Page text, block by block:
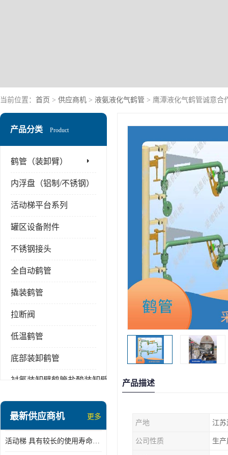
当前位置： 首页 > 供应商机 > 液氨液化气鹤管 > 鹰潭液化气鹤管诚意合
产品分类 Product
鹤管（装卸臂）
内浮盘（铝制/不锈钢）
活动梯平台系列
罐区设备附件
不锈钢接头
全自动鹤管
撬装鹤管
拉断阀
低温鹤管
底部装卸鹤管
衬氟装卸臂鹤管盐酸装卸臂
顶部装卸车鹤管
液氨液化气鹤管
最新供应商机 更多
活动梯 具有较长的使用寿命和耐用性 一般采用高强度材料制造
产品描述
产地 江
公司性质 生